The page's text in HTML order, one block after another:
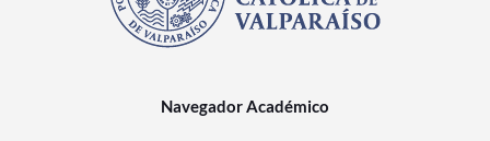
Navegador Académico